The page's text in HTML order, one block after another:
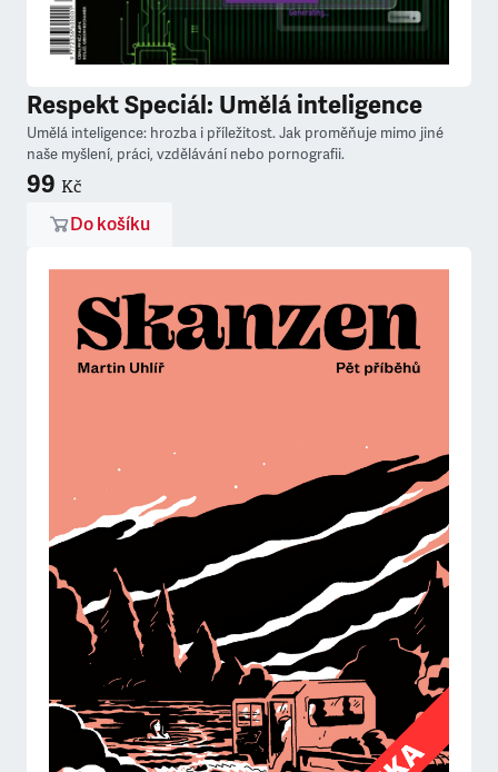
Respekt Speciál: Umělá inteligence
Umělá inteligence: hrozba i příležitost. Jak proměňuje mimo jiné
naše myšlení, práci, vzdělávání nebo pornografii.
99 Kč
Do košíku